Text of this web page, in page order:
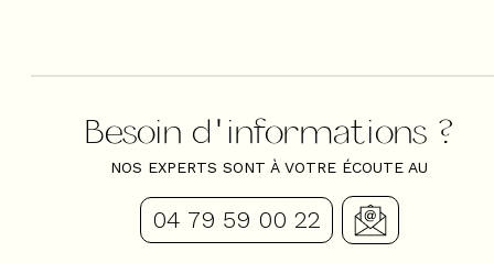
Besoin d'informations ?
NOS EXPERTS SONT À VOTRE ÉCOUTE AU
04 79 59 00 22